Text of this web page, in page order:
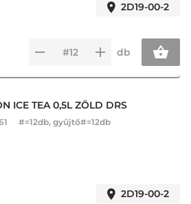
2D19-00-2
db
ICE TEA 0,5L ZÖLD DRS
#=12db, gyűjtő#=12db
2D19-00-2